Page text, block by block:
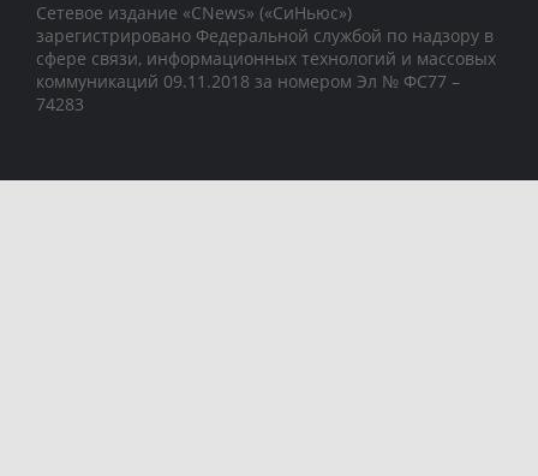
Сетевое издание «CNews» («СиНьюс»)
зарегистрировано Федеральной службой по надзору в
сфере связи, информационных технологий и массовых
коммуникаций 09.11.2018 за номером Эл № ФС77 –
74283